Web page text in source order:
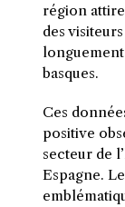
région attire
des
basques.
Ces
positive
secteur de
Espagne.